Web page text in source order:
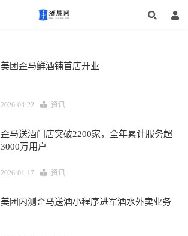
美团歪马鲜酒铺首店开业
2026-04-22 资讯
歪马送酒门店突破2200家，全年累计服务超
3000万用户
2026-01-17 资讯
美团内测歪马送酒小程序进军酒水外卖业务